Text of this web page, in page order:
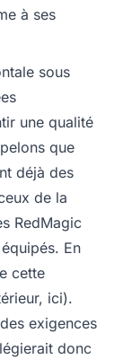
à ses
sous
une qualité
que
déjà des
de la
RedMagic
En
cette
ici).
exigences
donc